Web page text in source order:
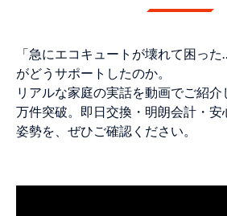
「急にエコキュートが壊れて困っ
がどうサポートしたのか。
リアルな家庭の実話を動画でご紹
万件突破。即日交換・明朗会計・
姿勢を、ぜひご確認ください。